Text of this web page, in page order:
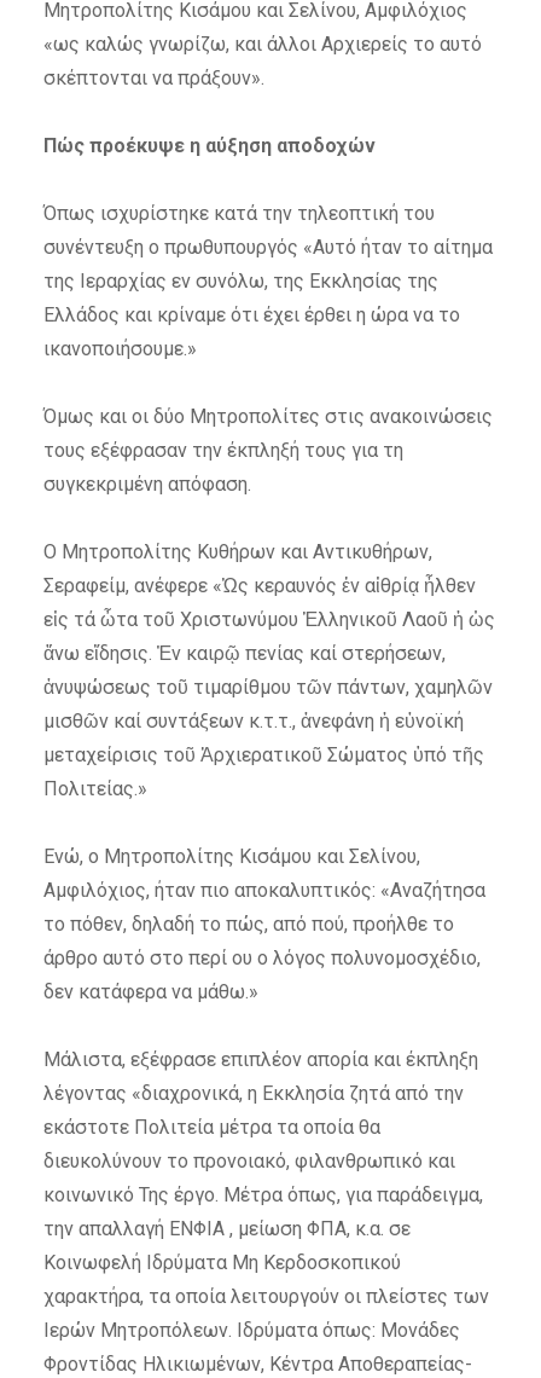
Μητροπολίτης Κισάμου και Σελίνου, Αμφιλόχιος
«ως καλώς γνωρίζω, και άλλοι Αρχιερείς το αυτό
σκέπτονται να πράξουν».
Πώς προέκυψε η αύξηση αποδοχών
Όπως ισχυρίστηκε κατά την τηλεοπτική του
συνέντευξη ο πρωθυπουργός «Αυτό ήταν το αίτημα
της Ιεραρχίας εν συνόλω, της Εκκλησίας της
Ελλάδος και κρίναμε ότι έχει έρθει η ώρα να το
ικανοποιήσουμε.»
Όμως και οι δύο Μητροπολίτες στις ανακοινώσεις
τους εξέφρασαν την έκπληξή τους για τη
συγκεκριμένη απόφαση.
Ο Μητροπολίτης Κυθήρων και Αντικυθήρων,
Σεραφείμ, ανέφερε «Ὡς κεραυνός ἐν αἰθρίᾳ ἦλθεν
εἰς τά ὦτα τοῦ Χριστωνύμου Ἑλληνικοῦ Λαοῦ ἡ ὡς
ἄνω εἴδησις. Ἐν καιρῷ πενίας καί στερήσεων,
ἀνυψώσεως τοῦ τιμαρίθμου τῶν πάντων, χαμηλῶν
μισθῶν καί συντάξεων κ.τ.τ., ἀνεφάνη ἡ εὐνοϊκή
μεταχείρισις τοῦ Ἀρχιερατικοῦ Σώματος ὑπό τῆς
Πολιτείας.»
Ενώ, ο Μητροπολίτης Κισάμου και Σελίνου,
Αμφιλόχιος, ήταν πιο αποκαλυπτικός: «Αναζήτησα
το πόθεν, δηλαδή το πώς, από πού, προήλθε το
άρθρο αυτό στο περί ου ο λόγος πολυνομοσχέδιο,
δεν κατάφερα να μάθω.»
Μάλιστα, εξέφρασε επιπλέον απορία και έκπληξη
λέγοντας «διαχρονικά, η Εκκλησία ζητά από την
εκάστοτε Πολιτεία μέτρα τα οποία θα
διευκολύνουν το προνοιακό, φιλανθρωπικό και
κοινωνικό Της έργο. Μέτρα όπως, για παράδειγμα,
την απαλλαγή ΕΝΦΙΑ , μείωση ΦΠΑ, κ.α. σε
Κοινωφελή Ιδρύματα Μη Κερδοσκοπικού
χαρακτήρα, τα οποία λειτουργούν οι πλείστες των
Ιερών Μητροπόλεων. Ιδρύματα όπως: Μονάδες
Φροντίδας Ηλικιωμένων, Κέντρα Αποθεραπείας-